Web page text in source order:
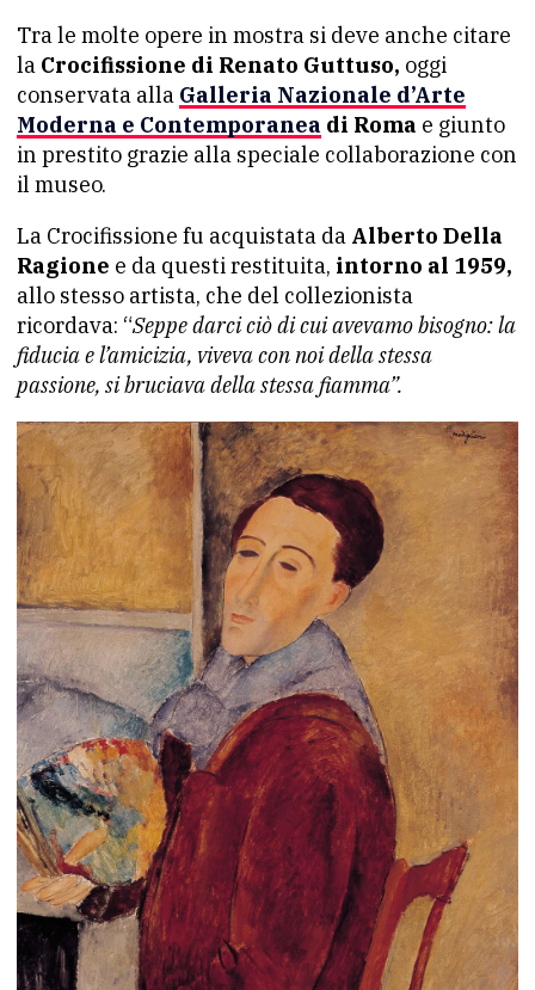
Tra le molte opere in mostra si deve anche citare
la Crocifissione di Renato Guttuso, oggi
conservata alla Galleria Nazionale d’Arte
Moderna e Contemporanea di Roma e giunto
in prestito grazie alla speciale collaborazione con
il museo.
La Crocifissione fu acquistata da Alberto Della
Ragione e da questi restituita, intorno al 1959,
allo stesso artista, che del collezionista
ricordava: “Seppe darci ciò di cui avevamo bisogno: la
fiducia e l’amicizia, viveva con noi della stessa
passione, si bruciava della stessa fiamma”.